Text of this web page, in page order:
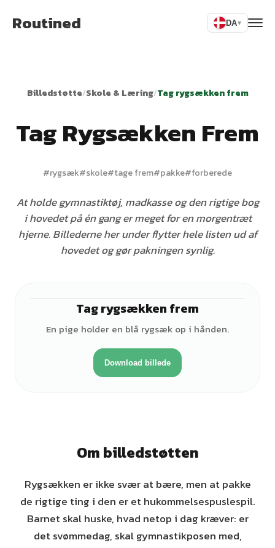
Routined DA▾
Billedstøtte/Skole & Læring/Tag rygsækken frem
Tag Rygsækken Frem
#rygsæk#skole#tage frem#pakke#forberede
At holde gymnastiktøj, madkasse og den rigtige bog
i hovedet på én gang er meget for en morgentræt
hjerne. Billederne her under flytter hele listen ud af
hovedet og gør pakningen synlig.
Tag rygsækken frem
En pige holder en blå rygsæk op i hånden.
Download billede
Om billedstøtten
Rygsækken er ikke svær at bære, men at pakke
de rigtige ting i den er et hukommelsespuslespil.
Barnet skal huske, hvad netop i dag kræver: er
det svømmedag, skal gymnastikposen med,